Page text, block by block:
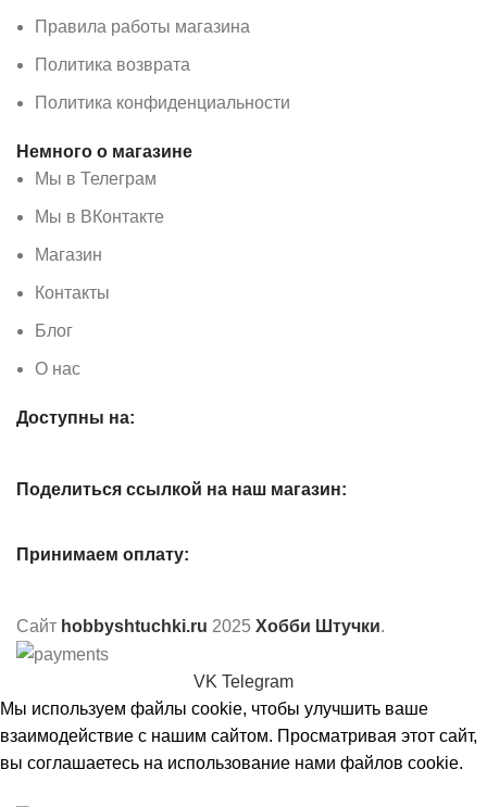
Правила работы магазина
Политика возврата
Политика конфиденциальности
Немного о магазине
Мы в Телеграм
Мы в ВКонтакте
Магазин
Контакты
Блог
О нас
Доступны на:
Поделиться ссылкой на наш магазин:
Принимаем оплату:
Сайт hobbyshtuchki.ru 2025 Хобби Штучки.
VK Telegram
Мы используем файлы cookie, чтобы улучшить ваше
взаимодействие с нашим сайтом. Просматривая этот сайт,
вы соглашаетесь на использование нами файлов cookie.